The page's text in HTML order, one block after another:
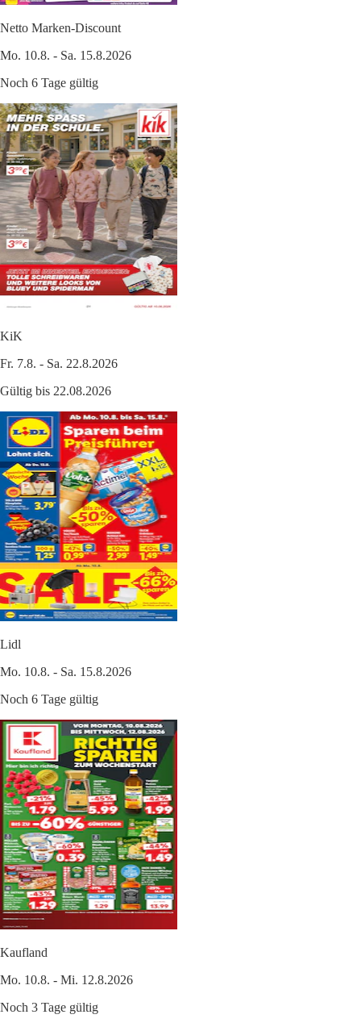
Netto Marken-Discount
Mo. 10.8. - Sa. 15.8.2026
Noch 6 Tage gültig
KiK
Fr. 7.8. - Sa. 22.8.2026
Gültig bis 22.08.2026
Lidl
Mo. 10.8. - Sa. 15.8.2026
Noch 6 Tage gültig
Kaufland
Mo. 10.8. - Mi. 12.8.2026
Noch 3 Tage gültig